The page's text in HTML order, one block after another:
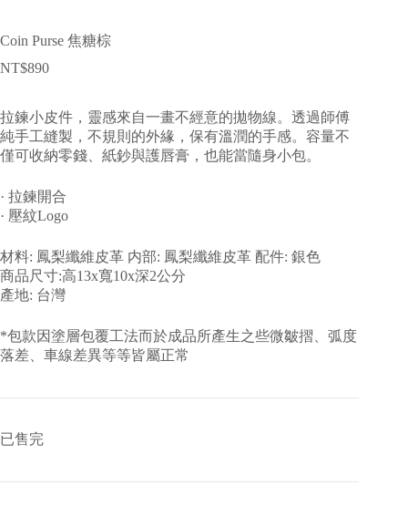
Coin Purse 焦糖棕
NT$890
拉鍊小皮件，靈感來自一畫不經意的拋物線。透過師傅
純手工縫製，不規則的外緣，保有溫潤的手感。容量不
僅可收納零錢、紙鈔與護唇膏，也能當隨身小包。
· 拉鍊開合
· 壓紋Logo
材料: 鳳梨纖維皮革 内部: 鳳梨纖維皮革 配件: 銀色
商品尺寸:高13x寬10x深2公分
產地: 台灣
*包款因塗層包覆工法而於成品所產生之些微皺摺、弧度
落差、車線差異等等皆屬正常
已售完